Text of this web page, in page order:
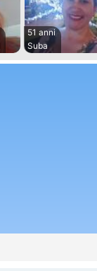
51 anni
Suba